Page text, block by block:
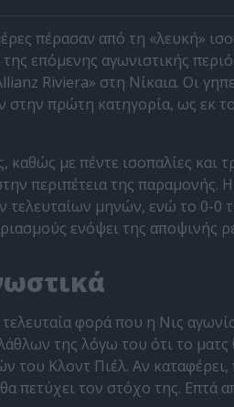
πέρασαν από τη «λευκή»
επόμενης αγωνιστικής
Riviera» στη Νίκαια. Οι
στην πρώτη κατηγορία, ως εκ
με πέντε ισοπαλίες και
περιπέτεια της
τελευταίων μηνών, ενώ το 0-0
ενόψει της αποψινής
φορά που η Νις
της λόγω του ότι το
του Κλοντ Πιέλ. Αν
τον στόχο της. Επτά